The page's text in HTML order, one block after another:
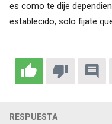
es como te dije
establecido, solo fijate
RESPUESTA